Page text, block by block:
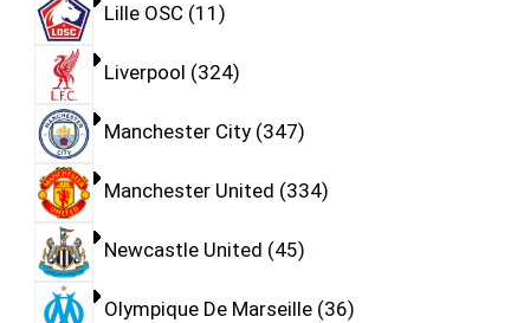
Lille OSC 11
Liverpool 324
Manchester City 347
Manchester United 334
Newcastle United 45
Olympique De Marseille 36